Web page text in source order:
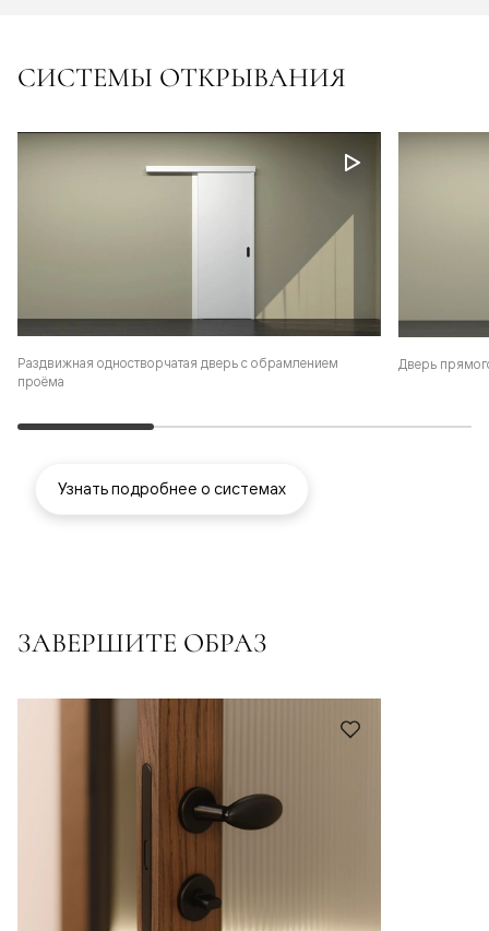
СИСТЕМЫ ОТКРЫВАНИЯ
Раздвижная одностворчатая дверь с обрамлением
проёма
Дверь
Узнать подробнее о системах
ЗАВЕРШИТЕ ОБРАЗ